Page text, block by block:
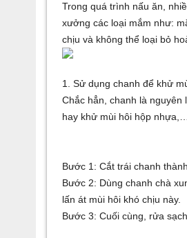
Trong quá trình nấu ăn,
xưởng các loại mắm như:
chịu và không thể loại bỏ
1. Sử dụng chanh để khử
Chắc hẳn, chanh là
hay khử mùi hôi hộp
Bước 1: Cắt trái chanh
Bước 2: Dùng chanh chà
lấn át mùi hôi khó chịu này.
Bước 3: Cuối cùng, rửa